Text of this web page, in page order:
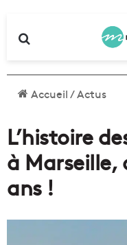
Accueil/Actus
L’histoire
à
ans !